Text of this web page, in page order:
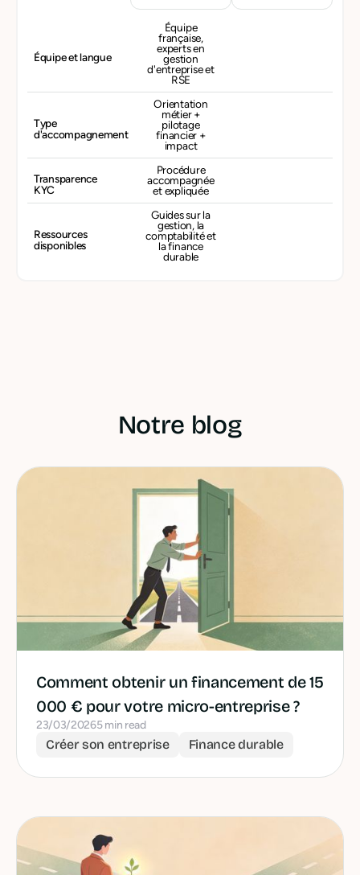
Équipe et langue
Équipe
française,
experts en
gestion
d'entreprise et
RSE
Type
d'accompagnement
Orientation
métier +
pilotage
financier +
impact
Transparence
KYC
Procédure
accompagnée
et expliquée
Ressources
disponibles
Guides sur la
gestion, la
comptabilité et
la finance
durable
Notre blog
Comment obtenir un financement de 15
000 € pour votre micro-entreprise ?
23/03/20265 min read
Créer son entreprise Finance durable